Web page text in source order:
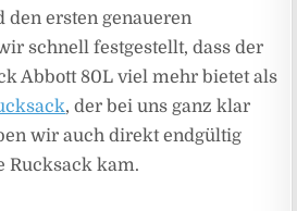
den ersten genaueren
schnell festgestellt, dass der
Abbott 80L viel mehr bietet als
, der bei uns ganz klar
wir auch direkt endgültig
Rucksack kam.